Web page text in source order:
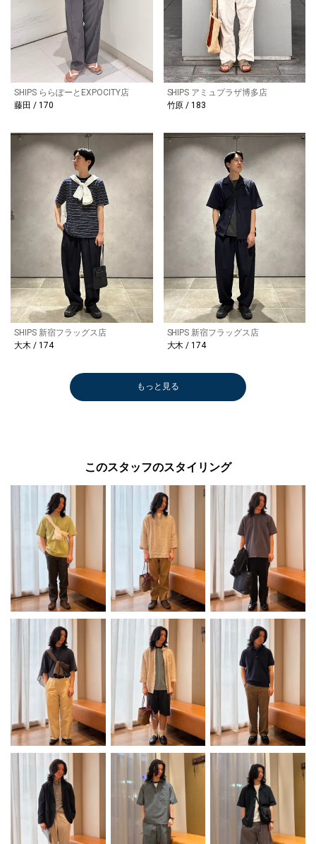
SHIPS ららぽーとEXPOCITY店
藤田 / 170
SHIPS アミュプラザ博多店
竹原 / 183
SHIPS 新宿フラッグス店
大木 / 174
SHIPS 新宿フラッグス店
大木 / 174
もっと見る
このスタッフのスタイリング